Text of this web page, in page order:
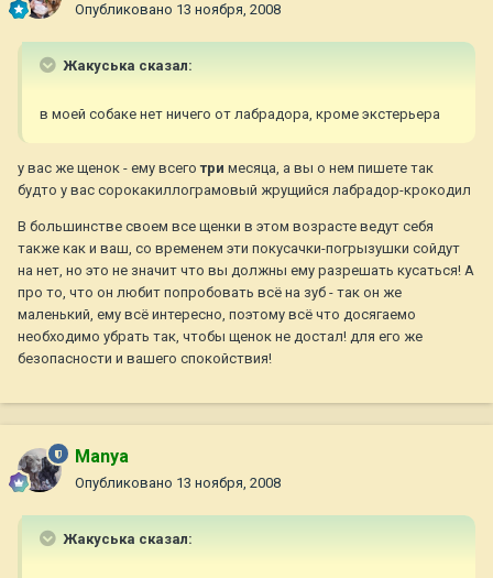
Опубликовано 13 ноября, 2008
Жакуська сказал:
в моей собаке нет ничего от лабрадора, кроме экстерьера
у вас же щенок - ему всеготри месяца, а вы о нем пишете так
будто у вас сорокакиллограмовый жрущийся лабрадор-крокодил
В большинстве своем все щенки в этом возрасте ведут себя
также как и ваш, со временем эти покусачки-погрызушки сойдут
на нет, но это не значит что вы должны ему разрешать кусаться! А
про то, что он любит попробовать всё на зуб - так он же
маленький, ему всё интересно, поэтому всё что досягаемо
необходимо убрать так, чтобы щенок не достал! для его же
безопасности и вашего спокойствия!
Manya
Опубликовано 13 ноября, 2008
Жакуська сказал: